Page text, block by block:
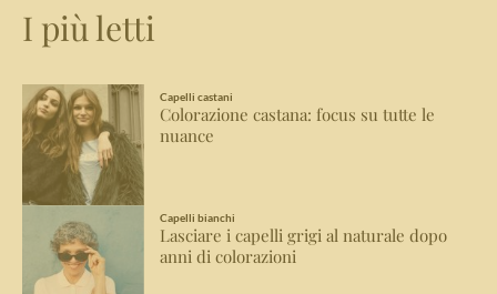
I più letti
Capelli castani
Colorazione castana: focus su tutte le
nuance
Capelli bianchi
Lasciare i capelli grigi al naturale dopo
anni di colorazioni